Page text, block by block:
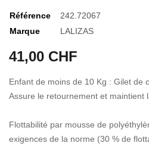
Référence
242.72067
Marque
LALIZAS
41,00 CHF
Enfant de moins de 10 Kg : Gilet de
Assure le retournement et maintient
Flottabilité par mousse de
exigences de la norme (30 % de